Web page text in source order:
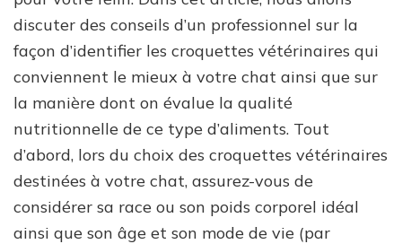
discuter des conseils d’un professionnel sur la
façon d’identifier les croquettes vétérinaires qui
conviennent le mieux à votre chat ainsi que sur
la manière dont on évalue la qualité
nutritionnelle de ce type d’aliments. Tout
d’abord, lors du choix des croquettes vétérinaires
destinées à votre chat, assurez-vous de
considérer sa race ou son poids corporel idéal
ainsi que son âge et son mode de vie (par